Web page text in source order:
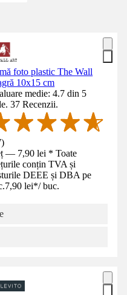
foto plastic The Wall
10x15 cm
medie: 4.7 din 5
37 Recenzii.
)
— 7,90 lei * Toate
conțin TVA și
DEEE și DBA pe
7,90 lei*/ buc.